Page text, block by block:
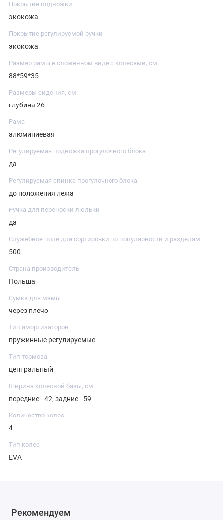
Покрытие подножки
экокожа
Покрытие регулируемой ручки
экокожа
Размер рамы в сложенном виде с колесами, см
88*59*35
Размеры сидения, см
глубина 26
Рама
алюминиевая
Регулируемая подножка прогулочного блока
да
Регулируемая спинка прогулочного блока
до положения лежа
Ручка для переноски люльки
да
Служебное поле для сортировки по популярности и разделам
500
Страна производитель
Польша
Сумка для мамы
через плечо
Тип амортизаторов
пружинные регулируемые
Тип тормоза
центральный
Ширина колесной базы, см
передние - 42, задние - 59
Количество колес
4
Тип колес
EVA
Рекомендуем